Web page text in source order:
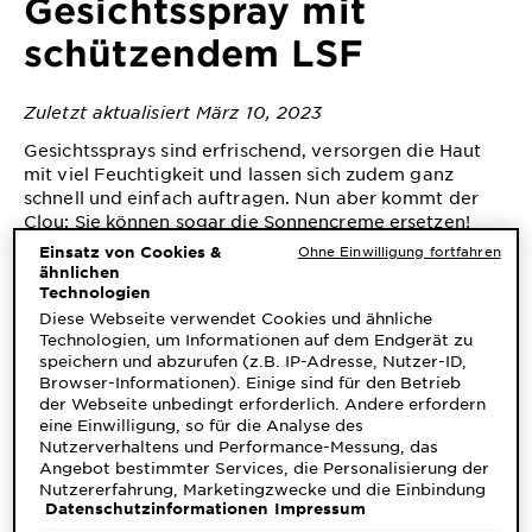
&
DIAGNOSTIK
Unsere
Inhaltsstoffe
Neu!
Garnier x
Gisele
Bündchen
Garnier's Weg
zur
Nachhaltigkeit
Cruelty Free
International
Eco
Beauty
Score
Gesichtsspray mit
schützendem LSF
Zuletzt aktualisiert März 10, 2023
Gesichtssprays sind erfrischend, versorgen die Haut
mit viel Feuchtigkeit und lassen sich zudem ganz
schnell und einfach auftragen. Nun aber kommt der
Clou: Sie können sogar die Sonnencreme ersetzen!
Denn endlich gibt es Gesichtssprays mit LSF. Die
praktischen Helfer vereinen zahlreiche pflegende
Eigenschaften miteinander und sollten definitiv Teil
der täglichen Beauty-Routine werden. Hier kommen
ein paar interessante Fakten zum trendigen
Schönheitszubehör:
1. WARUM EIN GESICHTSSPRAY MIT
LSF BESSER ABDECKT
Einsatz von Cookies &
ähnlichen
Technologien
Diese Webseite verwendet Cookies und ähnliche
Technologien, um Informationen auf dem Endgerät zu
speichern und abzurufen (z.B. IP-Adresse, Nutzer-ID,
Browser-Informationen). Einige sind für den Betrieb
der Webseite unbedingt erforderlich. Andere erfordern
eine Einwilligung, so für die Analyse des
Nutzerverhaltens und Performance-Messung, das
Angebot bestimmter Services, die Personalisierung der
Nutzererfahrung, Marketingzwecke und die Einbindung
externer Medien. Nicht unbedingt erforderliche Cookies
Datenschutzinformationen Impressum
Ohne Einwilligung fortfahren